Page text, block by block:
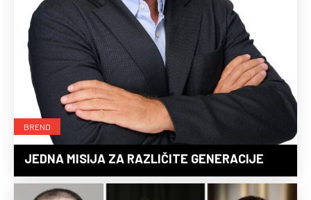
BREND
JEDNA MISIJA ZA RAZLIČITE GENERACIJE